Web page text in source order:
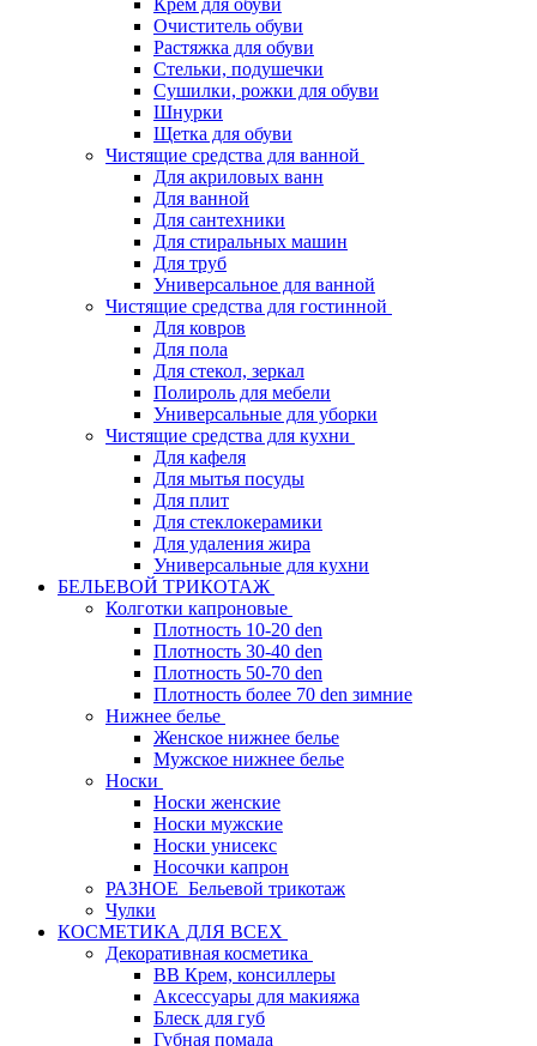
Крем для обуви
Очиститель обуви
Растяжка для обуви
Стельки, подушечки
Сушилки, рожки для обуви
Шнурки
Щетка для обуви
Чистящие средства для ванной
Для акриловых ванн
Для ванной
Для сантехники
Для стиральных машин
Для труб
Универсальное для ванной
Чистящие средства для гостинной
Для ковров
Для пола
Для стекол, зеркал
Полироль для мебели
Универсальные для уборки
Чистящие средства для кухни
Для кафеля
Для мытья посуды
Для плит
Для стеклокерамики
Для удаления жира
Универсальные для кухни
БЕЛЬЕВОЙ ТРИКОТАЖ
Колготки капроновые
Плотность 10-20 den
Плотность 30-40 den
Плотность 50-70 den
Плотность более 70 den зимние
Нижнее белье
Женское нижнее белье
Мужское нижнее белье
Носки
Носки женские
Носки мужские
Носки унисекс
Носочки капрон
РАЗНОЕ_Бельевой трикотаж
Чулки
КОСМЕТИКА ДЛЯ ВСЕХ
Декоративная косметика
BB Крем, консиллеры
Аксессуары для макияжа
Блеск для губ
Губная помада